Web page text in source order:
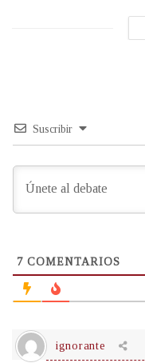
Suscribir
7 COMENTARIOS
ignorante